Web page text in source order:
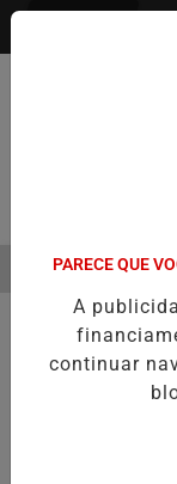
LEVA TECNOLOGIA
EM ALTA
PARECE QUE
A
continuar